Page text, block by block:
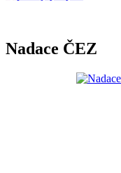
Nadace ČEZ